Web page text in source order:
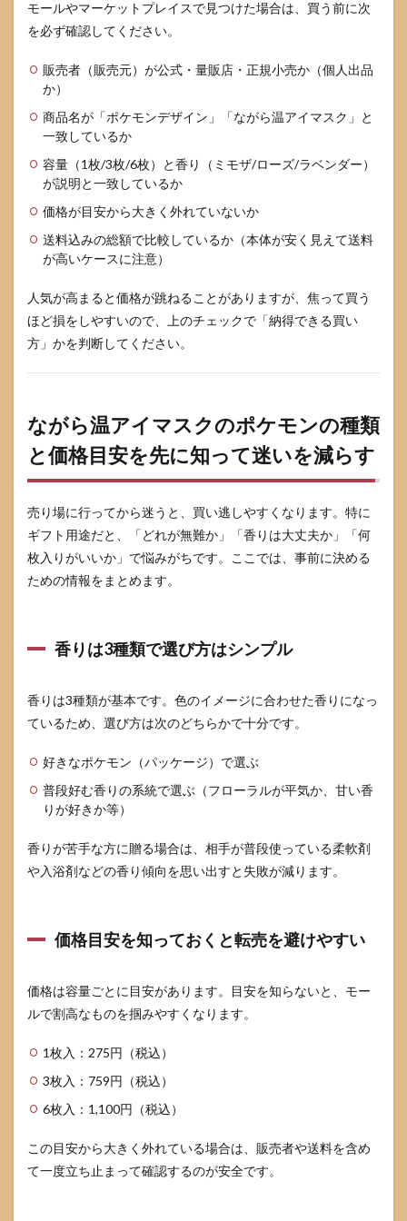
モールやマーケットプレイスで見つけた場合は、買う前に次
を必ず確認してください。
販売者（販売元）が公式・量販店・正規小売か（個人出品
か）
商品名が「ポケモンデザイン」「ながら温アイマスク」と
一致しているか
容量（1枚/3枚/6枚）と香り（ミモザ/ローズ/ラベンダー）
が説明と一致しているか
価格が目安から大きく外れていないか
送料込みの総額で比較しているか（本体が安く見えて送料
が高いケースに注意）
人気が高まると価格が跳ねることがありますが、焦って買う
ほど損をしやすいので、上のチェックで「納得できる買い
方」かを判断してください。
ながら温アイマスクのポケモンの種類
と価格目安を先に知って迷いを減らす
売り場に行ってから迷うと、買い逃しやすくなります。特に
ギフト用途だと、「どれが無難か」「香りは大丈夫か」「何
枚入りがいいか」で悩みがちです。ここでは、事前に決める
ための情報をまとめます。
香りは3種類で選び方はシンプル
香りは3種類が基本です。色のイメージに合わせた香りになっ
ているため、選び方は次のどちらかで十分です。
好きなポケモン（パッケージ）で選ぶ
普段好む香りの系統で選ぶ（フローラルが平気か、甘い香
りが好きか等）
香りが苦手な方に贈る場合は、相手が普段使っている柔軟剤
や入浴剤などの香り傾向を思い出すと失敗が減ります。
価格目安を知っておくと転売を避けやすい
価格は容量ごとに目安があります。目安を知らないと、モー
ルで割高なものを掴みやすくなります。
1枚入：275円（税込）
3枚入：759円（税込）
6枚入：1,100円（税込）
この目安から大きく外れている場合は、販売者や送料を含め
て一度立ち止まって確認するのが安全です。